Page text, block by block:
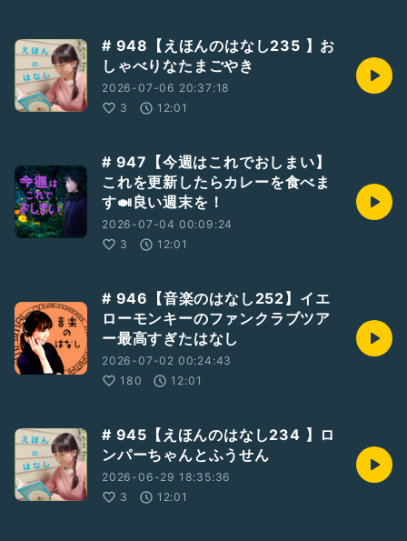
# 948【えほんのはなし235 】お
しゃべりなたまごやき
2026-07-06 20:37:18
3
12:01
# 947【今週はこれでおしまい】
これを更新したらカレーを食べま
す🍛良い週末を！
2026-07-04 00:09:24
3
12:01
# 946【音楽のはなし252】イエ
ローモンキーのファンクラブツア
ー最高すぎたはなし
2026-07-02 00:24:43
180
12:01
# 945【えほんのはなし234 】ロ
ンパーちゃんとふうせん
2026-06-29 18:35:36
3
12:01